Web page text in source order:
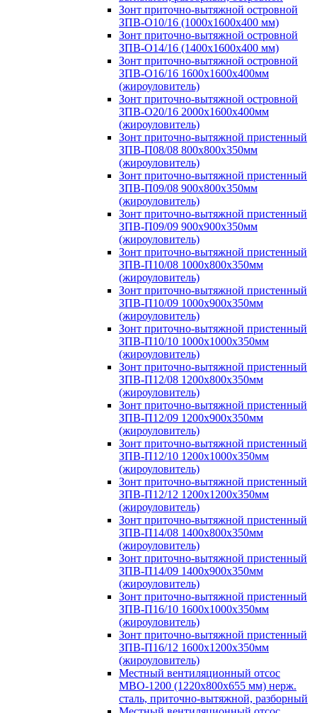
Зонт приточно-вытяжной островной
ЗПВ-О10/16 (1000х1600х400 мм)
Зонт приточно-вытяжной островной
ЗПВ-О14/16 (1400х1600х400 мм)
Зонт приточно-вытяжной островной
ЗПВ-О16/16 1600х1600х400мм
(жироуловитель)
Зонт приточно-вытяжной островной
ЗПВ-О20/16 2000х1600х400мм
(жироуловитель)
Зонт приточно-вытяжной пристенный
ЗПВ-П08/08 800х800х350мм
(жироуловитель)
Зонт приточно-вытяжной пристенный
ЗПВ-П09/08 900х800х350мм
(жироуловитель)
Зонт приточно-вытяжной пристенный
ЗПВ-П09/09 900х900х350мм
(жироуловитель)
Зонт приточно-вытяжной пристенный
ЗПВ-П10/08 1000х800х350мм
(жироуловитель)
Зонт приточно-вытяжной пристенный
ЗПВ-П10/09 1000х900х350мм
(жироуловитель)
Зонт приточно-вытяжной пристенный
ЗПВ-П10/10 1000х1000х350мм
(жироуловитель)
Зонт приточно-вытяжной пристенный
ЗПВ-П12/08 1200х800х350мм
(жироуловитель)
Зонт приточно-вытяжной пристенный
ЗПВ-П12/09 1200х900х350мм
(жироуловитель)
Зонт приточно-вытяжной пристенный
ЗПВ-П12/10 1200х1000х350мм
(жироуловитель)
Зонт приточно-вытяжной пристенный
ЗПВ-П12/12 1200х1200х350мм
(жироуловитель)
Зонт приточно-вытяжной пристенный
ЗПВ-П14/08 1400х800х350мм
(жироуловитель)
Зонт приточно-вытяжной пристенный
ЗПВ-П14/09 1400х900х350мм
(жироуловитель)
Зонт приточно-вытяжной пристенный
ЗПВ-П16/10 1600х1000х350мм
(жироуловитель)
Зонт приточно-вытяжной пристенный
ЗПВ-П16/12 1600х1200х350мм
(жироуловитель)
Местный вентиляционный отсос
МВО-1200 (1220х800х655 мм) нерж.
сталь, приточно-вытяжной, разборный